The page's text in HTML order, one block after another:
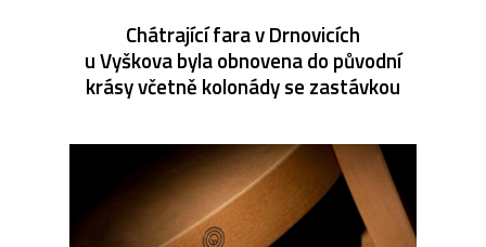
Chátrající fara v Drnovicích
u Vyškova byla obnovena do původní
krásy včetně kolonády se zastávkou